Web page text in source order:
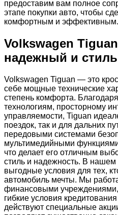
предоставим вам полное
этапе покупки авто, чтобы
комфортным и эффективным.
Volkswagen
надежный и
Volkswagen Tiguan — это
себе мощные технические
степень комфорта.
технологиям, просторному
управляемости, Tiguan
поездок, так и для дальних
передовыми системами
мультимедийными
что делает его отличным
стиль и надежность. В
выгодные условия для тех,
автомобиль мечты. Мы
финансовыми
гибкие условия
действуют специальные